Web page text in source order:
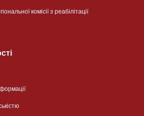
комісії з реабілітації